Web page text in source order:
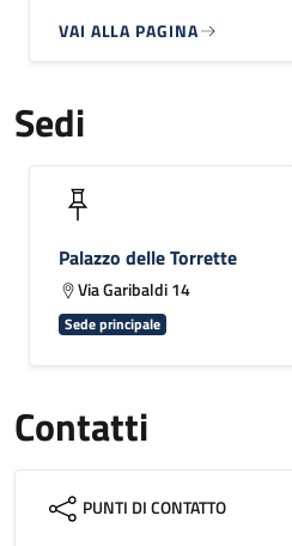
VAI ALLA PAGINA
Sedi
Palazzo delle Torrette
Via Garibaldi 14
Sede principale
Contatti
PUNTI DI CONTATTO